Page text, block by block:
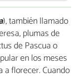
), también llamado
plumas de
de Pascua o
en los meses
a florecer. Cuando